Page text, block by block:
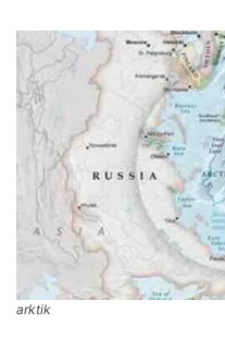
arktik